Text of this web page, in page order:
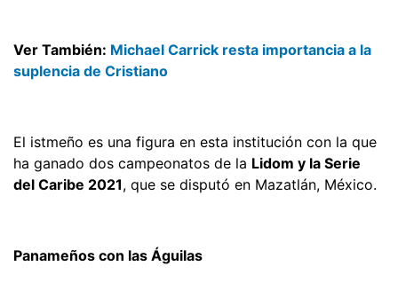
Ver También: Michael Carrick resta importancia a la
suplencia de Cristiano
El istmeño es una figura en esta institución con la que
ha ganado dos campeonatos de la Lidom y la Serie
del Caribe 2021, que se disputó en Mazatlán, México.
Panameños con las Águilas